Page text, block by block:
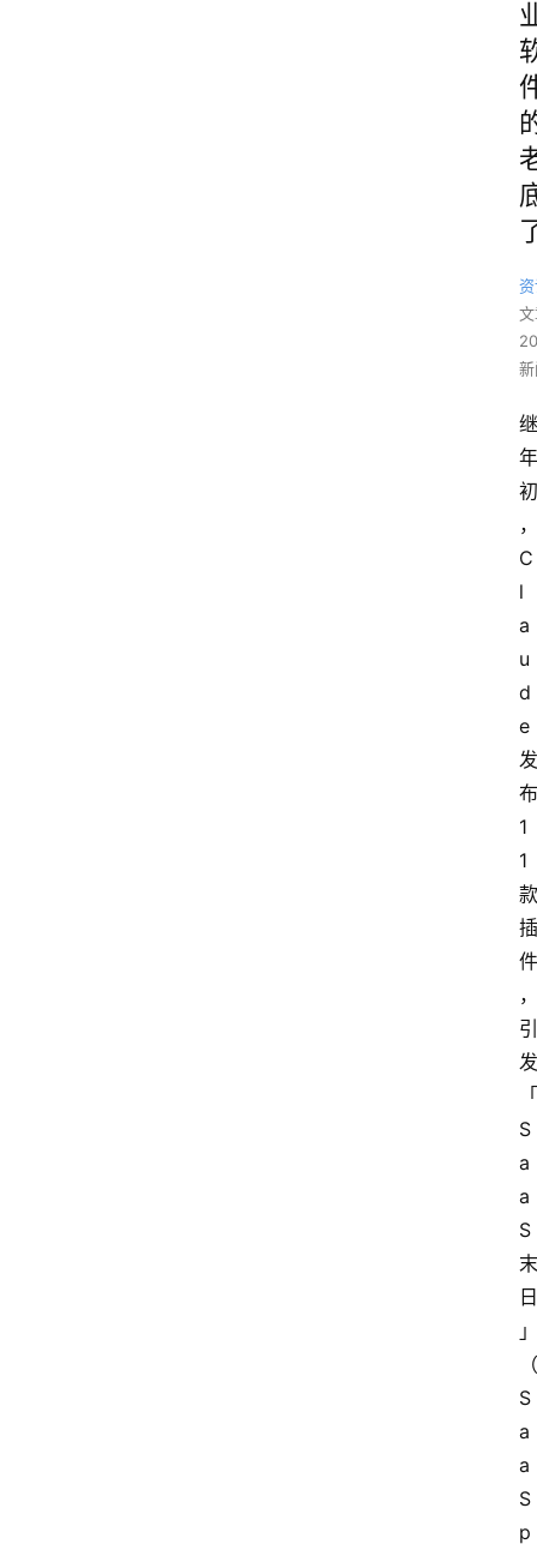
继
年
初
，
C
l
a
u
d
e
发
布
1
1
款
插
件
，
引
发
「
S
a
a
S
末
日
」
（
S
a
a
S
p